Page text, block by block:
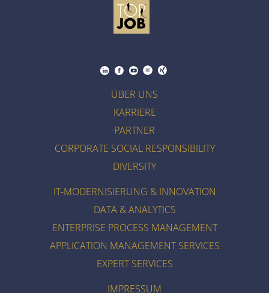
ÜBER UNS
KARRIERE
PARTNER
CORPORATE SOCIAL RESPONSIBILITY
DIVERSITY
IT-MODERNISIERUNG & INNOVATION
DATA & ANALYTICS
ENTERPRISE PROCESS MANAGEMENT
APPLICATION MANAGEMENT SERVICES
EXPERT SERVICES
IMPRESSUM